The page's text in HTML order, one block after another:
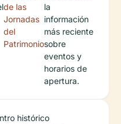
de las
Jornadas
del
Patrimonio
la
información
más reciente
sobre
eventos y
horarios de
apertura.
histórico